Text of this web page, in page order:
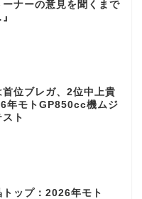
ーナーの意見を聞くまで
首位ブレガ、2位中上貴
年モトGP850cc機ムジ
ト
トップ：2026年モト